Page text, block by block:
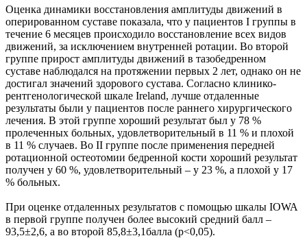
Оценка динамики восстановления амплитуды движений в
оперированном суставе показала, что у пациентов I группы в
течение 6 месяцев происходило восстановление всех видов
движений, за исключением внутренней ротации. Во второй
группе прирост амплитуды движений в тазобедренном
суставе наблюдался на протяжении первых 2 лет, однако он не
достигал значений здорового сустава. Согласно клинико-
рентгенологической шкале Ireland, лучше отдаленные
результаты были у пациентов после раннего хирургического
лечения. В этой группе хороший результат был у 78 %
пролеченных больных, удовлетворительный в 11 % и плохой
в 11 % случаев. Во II группе после применения передней
ротационной остеотомии бедренной кости хороший результат
получен у 60 %, удовлетворительный – у 23 %, а плохой у 17
% больных.
При оценке отдаленных результатов с помощью шкалы IOWA
в первой группе получен более высокий средний балл –
93,5±2,6, а во второй 85,8±3,1балла (p<0,05).